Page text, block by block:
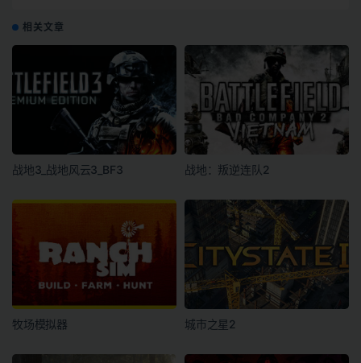
相关文章
战地3_战地风云3_BF3 战地：叛逆连队2
牧场模拟器 城市之星2